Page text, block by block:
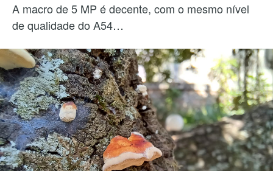
A macro de 5 MP é decente, com o mesmo nível
de qualidade do A54…